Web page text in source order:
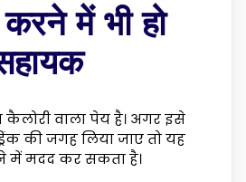
में भी हो
वाला पेय है। अगर इसे
की जगह लिया जाए तो यह
में मदद कर सकता है।